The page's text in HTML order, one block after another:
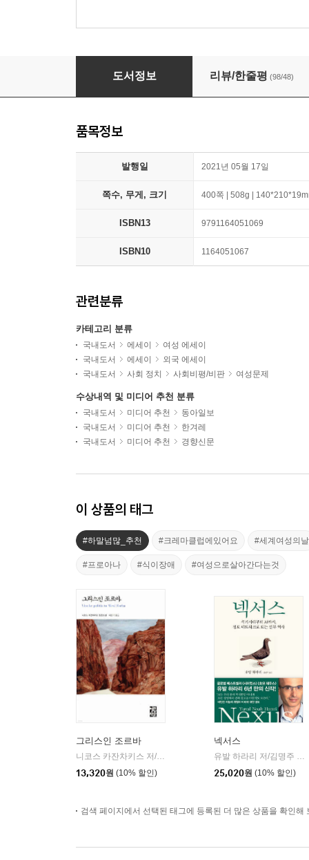
도서정보 리뷰/한줄평 (98/48)
품목정보
발행일 2021년 05월 17일
쪽수, 무게, 크기 400쪽 | 508g |
ISBN13 9791164051069
ISBN10 1164051067
관련분류
카테고리 분류
국내도서 에세이
여성 에세이
국내도서
에세이
외국 에세이
국내도서
사회 정치 사회비평/비판 여성문제
수상내역 및 미디어 추천 분류
국내도서 미디어 추천
동아일보
국내도서
미디어 추천
한겨레
국내도서
미디어 추천 경향신문
이 상품의 태그
#하말넘많_추천 #크레마클럽에있어요 #세계여성의날
#프로아나 #식이장애 #여성으로살아간다는것
그리스인 조르바
니코스 카잔차키스 저/이윤기 역
열린책들
13,320원 (10% 할인)
넥서스
유발 하라리 저/김명주 역
25,020원 (10% 할인)
검색 페이지에서 선택된 태그에 등록된 더 많은 상품을 확인해